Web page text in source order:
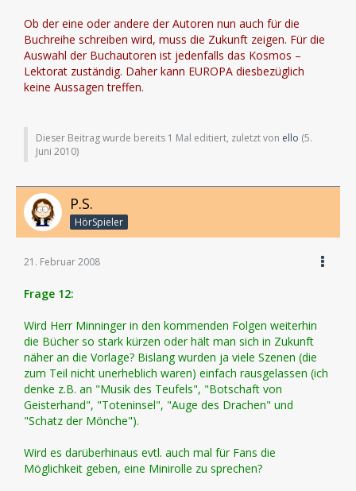
Ob der eine oder andere der Autoren nun auch für die
Buchreihe schreiben wird, muss die Zukunft zeigen. Für die
Auswahl der Buchautoren ist jedenfalls das Kosmos –
Lektorat zuständig. Daher kann EUROPA diesbezüglich
keine Aussagen treffen.
Dieser Beitrag wurde bereits 1 Mal editiert, zuletzt von ello (5.
Juni 2010)
P.S.
HörSpieler
21. Februar 2008
Frage 12:
Wird Herr Minninger in den kommenden Folgen weiterhin
die Bücher so stark kürzen oder hält man sich in Zukunft
näher an die Vorlage? Bislang wurden ja viele Szenen (die
zum Teil nicht unerheblich waren) einfach rausgelassen (ich
denke z.B. an "Musik des Teufels", "Botschaft von
Geisterhand", "Toteninsel", "Auge des Drachen" und
"Schatz der Mönche").
Wird es darüberhinaus evtl. auch mal für Fans die
Möglichkeit geben, eine Minirolle zu sprechen?